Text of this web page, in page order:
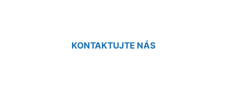
KONTAKTUJTE NÁS